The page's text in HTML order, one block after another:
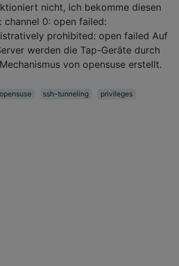
nicht, ich bekomme diesen
channel 0: open failed:
prohibited: open failed Auf
werden die Tap-Geräte durch
von opensuse erstellt.
opensuse ssh-tunneling privileges